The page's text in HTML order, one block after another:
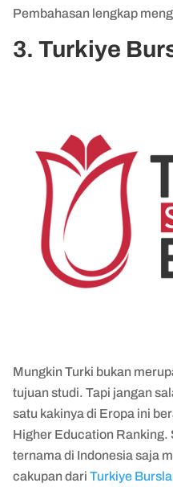
Pembahasan lengkap
3. Turkiye
Mungkin Turki bukan
tujuan studi. Tapi jangan
satu kakinya di Eropa ini
Higher Education
ternama di Indonesia saja
cakupan dariTurkiye